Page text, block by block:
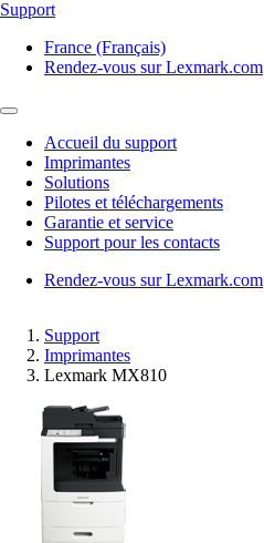
Support
France (Français)
Rendez-vous sur Lexmark.com
Accueil du support
Imprimantes
Solutions
Pilotes et téléchargements
Garantie et service
Support pour les contacts
Rendez-vous sur Lexmark.com
Support
Imprimantes
Lexmark MX810